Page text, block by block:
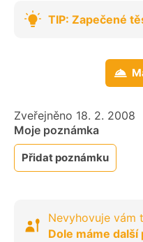
TIP: Zapečené
Zveřejněno 18. 2. 2008
Moje poznámka
Přidat poznámku
Nevyhovuje vám
Dole máme